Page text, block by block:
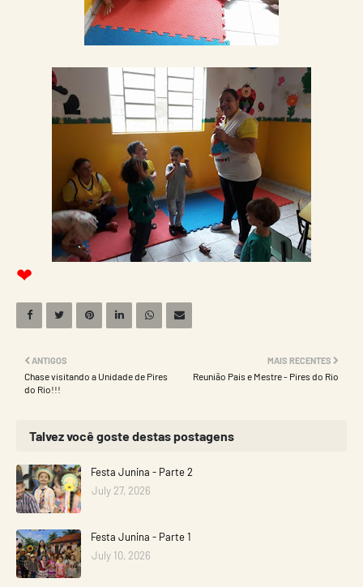
❤
MAIS RECENTES
Reunião Pais e Mestre - Pires do Rio
ANTIGOS
Chase visitando a Unidade de Pires
do Rio!!!
Talvez você goste destas postagens
Festa Junina - Parte 2
July 27, 2026
Festa Junina - Parte 1
July 10, 2026